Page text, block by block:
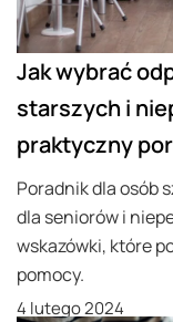
Jak wybrać
starszych i
praktyczny
Poradnik dla osób
dla seniorów i
wskazówki, które
pomocy.
4 lutego 2024